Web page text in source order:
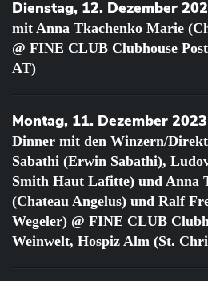
Dienstag, 12. Dezember
mit Anna Tkachenko Marie
@ FINE CLUB Clubhouse
AT)
Montag, 11. Dezember 2023
Dinner mit den Winzern/
Sabathi (Erwin Sabathi),
Smith Haut Lafitte) und Anna
(Chateau Angelus) und Ralf
Wegeler) @ FINE CLUB
Weinwelt, Hospiz Alm (St.